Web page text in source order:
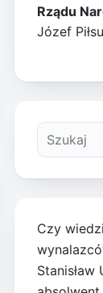
Rządu
Józef
Czy